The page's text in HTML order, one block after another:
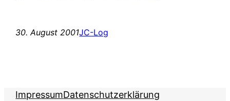
30. August 2001JC-Log
ImpressumDatenschutzerklärung